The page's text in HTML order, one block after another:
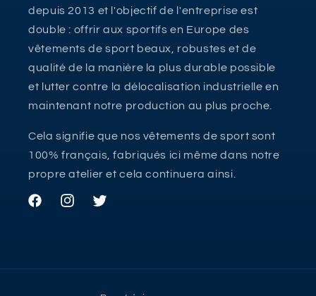
depuis 2013 et l'objectif de l'entreprise est
double : offrir aux sportifs en Europe des
vêtements de sport beaux, robustes et de
qualité de la manière la plus durable possible
et lutter contre la délocalisation industrielle en
maintenant notre production au plus proche.
Cela signifie que nos vêtements de sport sont
100% français, fabriqués ici même dans notre
propre atelier et cela continuera ainsi.
FacebookInstagramTwitter